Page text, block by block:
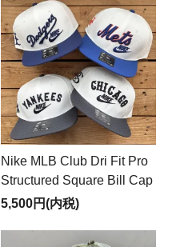
Nike MLB Club Dri Fit Pro
Structured Square Bill Cap
5,500円(内税)